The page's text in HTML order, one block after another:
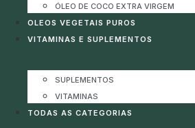
ÓLEO DE COCO EXTRA VIRGEM
OLEOS VEGETAIS PUROS
VITAMINAS E SUPLEMENTOS
SUPLEMENTOS
VITAMINAS
TODAS AS CATEGORIAS